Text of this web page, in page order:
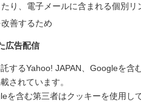
り、電子メールに含まれる個別
善するため
広告配信
するYahoo! JAPAN、Googleを
されています。
を含む第三者はクッキーを使用